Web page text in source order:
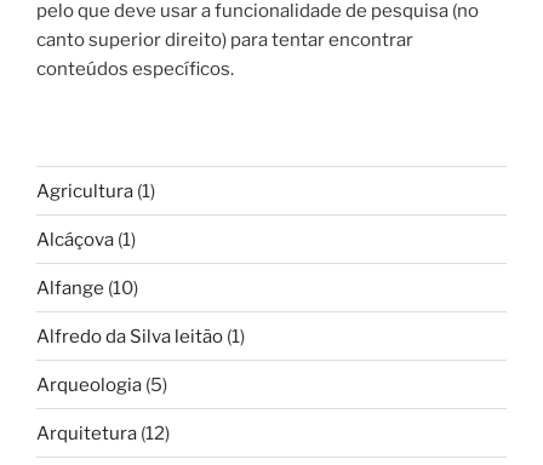
pelo que deve usar a funcionalidade de pesquisa (no
canto superior direito) para tentar encontrar
conteúdos específicos.
Agricultura (1)
Alcáçova (1)
Alfange (10)
Alfredo da Silva leitão (1)
Arqueologia (5)
Arquitetura (12)